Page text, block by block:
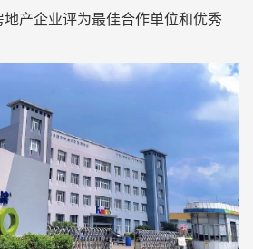
产企业评为最佳合作单位和优秀